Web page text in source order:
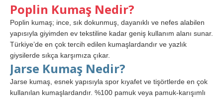
Poplin Kumaş Nedir?
Poplin kumaş; ince, sık dokunmuş, dayanıklı ve nefes alabilen
yapısıyla giyimden ev tekstiline kadar geniş kullanım alanı sunar.
Türkiye’de en çok tercih edilen kumaşlardandır ve yazlık
giysilerde sıkça karşımıza çıkar.
Jarse Kumaş Nedir?
Jarse kumaş, esnek yapısıyla spor kıyafet ve tişörtlerde en çok
kullanılan kumaşlardandır. %100 pamuk veya pamuk-karışımlı